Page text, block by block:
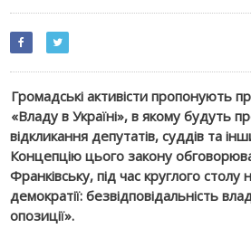
Громадські активісти пропонують
«Владу в Україні», в якому будуть
відкликання депутатів, суддів та
Концепцію цього закону
Франківську, під час круглого столу
демократії: безвідповідальність
опозиції».